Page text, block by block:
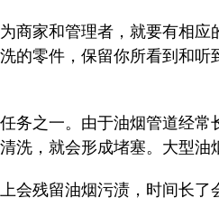
商家和管理者，就要有相
的零件，保留你所看到和听
务之一。由于油烟管道经
洗，就会形成堵塞。大型油
会残留油烟污渍，时间长